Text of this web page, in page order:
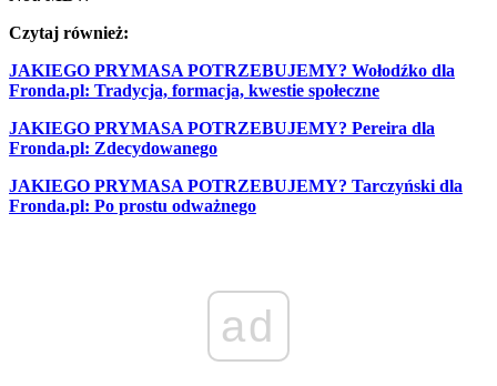
Czytaj również:
JAKIEGO PRYMASA POTRZEBUJEMY? Wołodźko dla
Fronda.pl: Tradycja, formacja, kwestie społeczne
JAKIEGO PRYMASA POTRZEBUJEMY? Pereira dla
Fronda.pl: Zdecydowanego
JAKIEGO PRYMASA POTRZEBUJEMY? Tarczyński dla
Fronda.pl: Po prostu odważnego
ad